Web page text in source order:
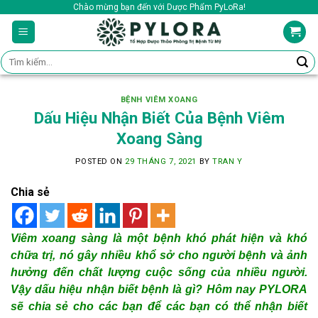
content
Chào mừng bạn đến với Dược Phẩm PyLoRa!
Tìm
kiếm:
BỆNH VIÊM XOANG
Dấu Hiệu Nhận Biết Của Bệnh Viêm
Xoang Sàng
POSTED ON 29 THÁNG 7, 2021 BYTRAN Y
Chia sẻ
Viêm xoang sàng là một bệnh khó phát hiện và khó
chữa trị, nó gây nhiều khổ sở cho người bệnh và ảnh
hưởng đến chất lượng cuộc sống của nhiều người.
Vậy dấu hiệu nhận biết bệnh là gì? Hôm nay PYLORA
sẽ chia sẻ cho các bạn để các bạn có thể nhận biết